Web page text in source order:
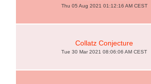
Thu 05 Aug 2021 01:12:16 AM CEST
Collatz Conjecture
Tue 30 Mar 2021 08:06:06 AM CEST